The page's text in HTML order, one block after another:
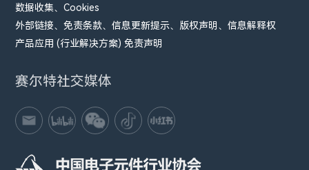
数据收集、Cookies
外部链接、免责条款、信息更新提示、版权声明、信息解释权
产品应用 (行业解决方案) 免责声明
赛尔特社交媒体